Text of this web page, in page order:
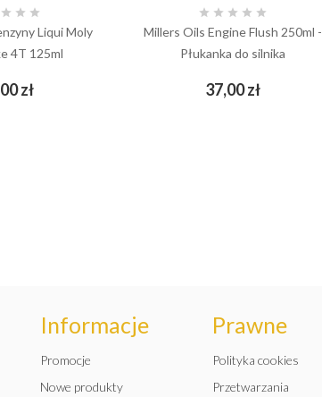
  
Liqui Moly
4T 125ml
złCena
add_shopping_cart
    
Millers Oils Engine Flush 250ml -
Płukanka do silnika
37,00 złCena
add_shopping_cart
Informacje
Promocje
Nowe produkty
Prawne
Polityka cookies
Przetwarzania